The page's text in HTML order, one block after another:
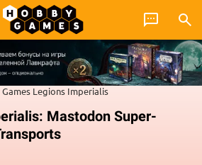
Legions Imperialis
Mastodon Super-